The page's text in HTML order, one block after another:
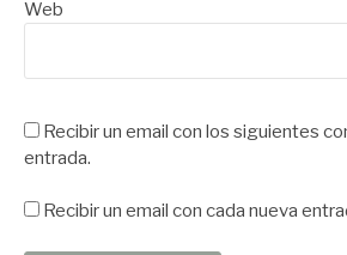
Web
Recibir un email con los siguientes
entrada.
Recibir un email con cada nueva